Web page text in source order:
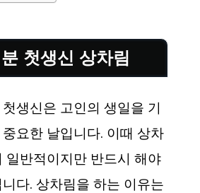
첫생신 상차림
생신은 고인의 생일을 기
요한 날입니다. 이때 상차
일반적이지만 반드시 해야
다. 상차림을 하는 이유는